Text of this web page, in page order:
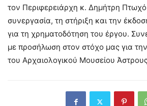
τον Περιφερειάρχη κ. Δημήτρη Πτωχό
συνεργασία, τη στήριξη και την
για τη χρηματοδότηση του έργου.
με προσήλωση στον στόχο μας για
του Αρχαιολογικού Μουσείου